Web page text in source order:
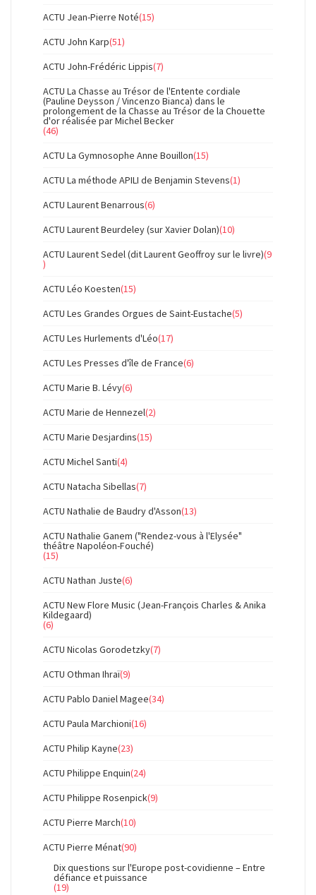
ACTU Jean-Pierre Noté(15)
ACTU John Karp(51)
ACTU John-Frédéric Lippis(7)
ACTU La Chasse au Trésor de l'Entente cordiale
(Pauline Deysson / Vincenzo Bianca) dans le
prolongement de la Chasse au Trésor de la Chouette
d'or réalisée par Michel Becker
(46)
ACTU La Gymnosophe Anne Bouillon(15)
ACTU La méthode APILI de Benjamin Stevens(1)
ACTU Laurent Benarrous(6)
ACTU Laurent Beurdeley (sur Xavier Dolan)(10)
ACTU Laurent Sedel (dit Laurent Geoffroy sur le livre)(9
)
ACTU Léo Koesten(15)
ACTU Les Grandes Orgues de Saint-Eustache(5)
ACTU Les Hurlements d'Léo(17)
ACTU Les Presses d'île de France(6)
ACTU Marie B. Lévy(6)
ACTU Marie de Hennezel(2)
ACTU Marie Desjardins(15)
ACTU Michel Santi(4)
ACTU Natacha Sibellas(7)
ACTU Nathalie de Baudry d'Asson(13)
ACTU Nathalie Ganem ("Rendez-vous à l'Elysée"
théâtre Napoléon-Fouché)
(15)
ACTU Nathan Juste(6)
ACTU New Flore Music (Jean-François Charles & Anika
Kildegaard)
(6)
ACTU Nicolas Gorodetzky(7)
ACTU Othman Ihraï(9)
ACTU Pablo Daniel Magee(34)
ACTU Paula Marchioni(16)
ACTU Philip Kayne(23)
ACTU Philippe Enquin(24)
ACTU Philippe Rosenpick(9)
ACTU Pierre March(10)
ACTU Pierre Ménat(90)
Dix questions sur l'Europe post-covidienne – Entre
défiance et puissance
(19)